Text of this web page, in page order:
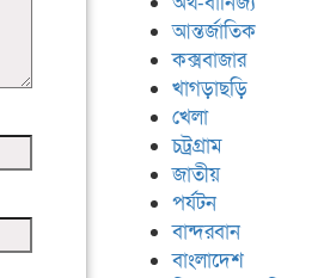
আন্তর্জাতিক
কক্সবাজার
খাগড়াছড়ি
খেলা
চট্রগ্রাম
জাতীয়
পর্যটন
বান্দরবান
বাংলাদেশ